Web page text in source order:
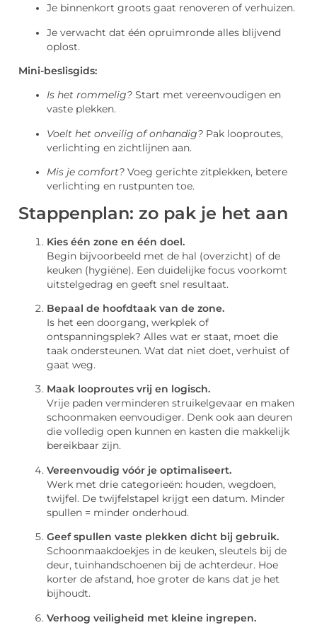
Je binnenkort groots gaat renoveren of verhuizen.
Je verwacht dat één opruimronde alles blijvend
oplost.
Mini-beslisgids:
Is het rommelig? Start met vereenvoudigen en
vaste plekken.
Voelt het onveilig of onhandig? Pak looproutes,
verlichting en zichtlijnen aan.
Mis je comfort? Voeg gerichte zitplekken, betere
verlichting en rustpunten toe.
Stappenplan: zo pak je het aan
Kies één zone en één doel.
Begin bijvoorbeeld met de hal (overzicht) of de
keuken (hygiëne). Een duidelijke focus voorkomt
uitstelgedrag en geeft snel resultaat.
Bepaal de hoofdtaak van de zone.
Is het een doorgang, werkplek of
ontspanningsplek? Alles wat er staat, moet die
taak ondersteunen. Wat dat niet doet, verhuist of
gaat weg.
Maak looproutes vrij en logisch.
Vrije paden verminderen struikelgevaar en maken
schoonmaken eenvoudiger. Denk ook aan deuren
die volledig open kunnen en kasten die makkelijk
bereikbaar zijn.
Vereenvoudig vóór je optimaliseert.
Werk met drie categorieën: houden, wegdoen,
twijfel. De twijfelstapel krijgt een datum. Minder
spullen = minder onderhoud.
Geef spullen vaste plekken dicht bij gebruik.
Schoonmaakdoekjes in de keuken, sleutels bij de
deur, tuinhandschoenen bij de achterdeur. Hoe
korter de afstand, hoe groter de kans dat je het
bijhoudt.
Verhoog veiligheid met kleine ingrepen.